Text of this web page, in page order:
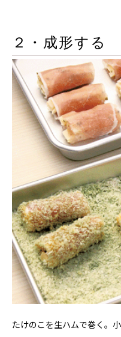
２・成形する
たけのこを生ハムで巻く。